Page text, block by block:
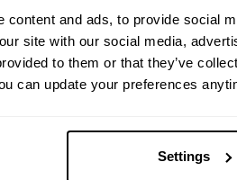
content and ads, to provide social
site with our social media,
to them or that they’ve
can update your preferences
Settings
Sie
den
und
wie